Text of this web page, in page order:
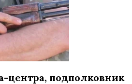
центра, подполковник